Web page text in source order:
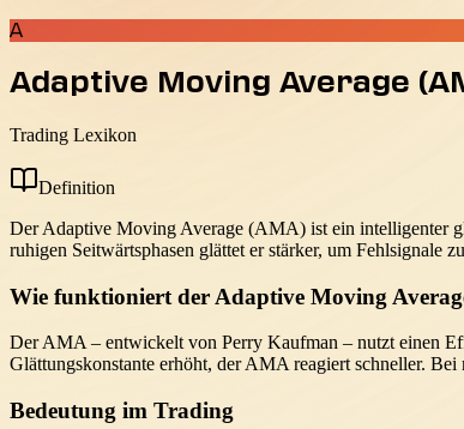
A
Adaptive Moving Average
Trading Lexikon
Definition
Der Adaptive Moving Average (AMA) ist ein intelligenter
ruhigen Seitwärtsphasen glättet er stärker, um Fehlsignale
Wie funktioniert der Adaptive Moving
Der AMA – entwickelt von Perry Kaufman – nutzt einen
Glättungskonstante erhöht, der AMA reagiert schneller.
Bedeutung im Trading